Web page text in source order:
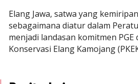
Elang Jawa, satwa yang
sebagaimana diatur dalam
menjadi landasan komitmen
Konservasi Elang Kamojang